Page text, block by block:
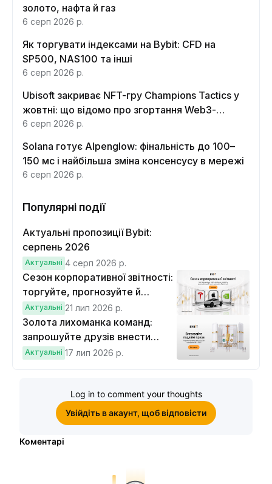
золото, нафта й газ
6 серп 2026 р.
Як торгувати індексами на Bybit: CFD на
SP500, NAS100 та інші
6 серп 2026 р.
Ubisoft закриває NFT-гру Champions Tactics у
жовтні: що відомо про згортання Web3-
функцій
6 серп 2026 р.
Solana готує Alpenglow: фінальність до 100–
150 мс і найбільша зміна консенсусу в мережі
6 серп 2026 р.
Популярні події
Актуальні пропозиції Bybit:
серпень 2026
Актуальні 4 серп 2026 р.
Сезон корпоративної звітності:
торгуйте, прогнозуйте й
вигравайте Cybertruck
Актуальні 21 лип 2026 р.
Золота лихоманка команд:
запрошуйте друзів внести
депозит на $100 і торгувати на
Актуальні 17 лип 2026 р.
Log in to comment your thoughts
Увійдіть в акаунт, щоб відповісти
Коментарі